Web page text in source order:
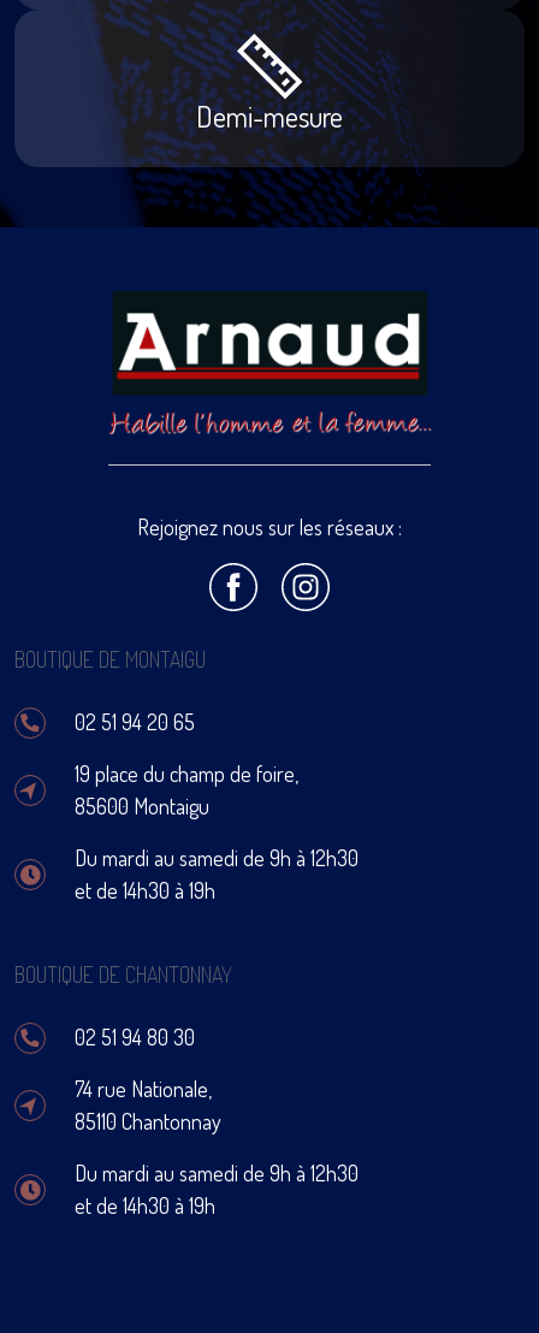
Demi-mesure
Rejoignez nous sur les réseaux :
BOUTIQUE DE MONTAIGU
02 51 94 20 65
19 place du champ de foire,
85600 Montaigu
Du mardi au samedi de 9h à 12h30
et de 14h30 à 19h
BOUTIQUE DE CHANTONNAY
02 51 94 80 30
74 rue Nationale,
85110 Chantonnay
Du mardi au samedi de 9h à 12h30
et de 14h30 à 19h